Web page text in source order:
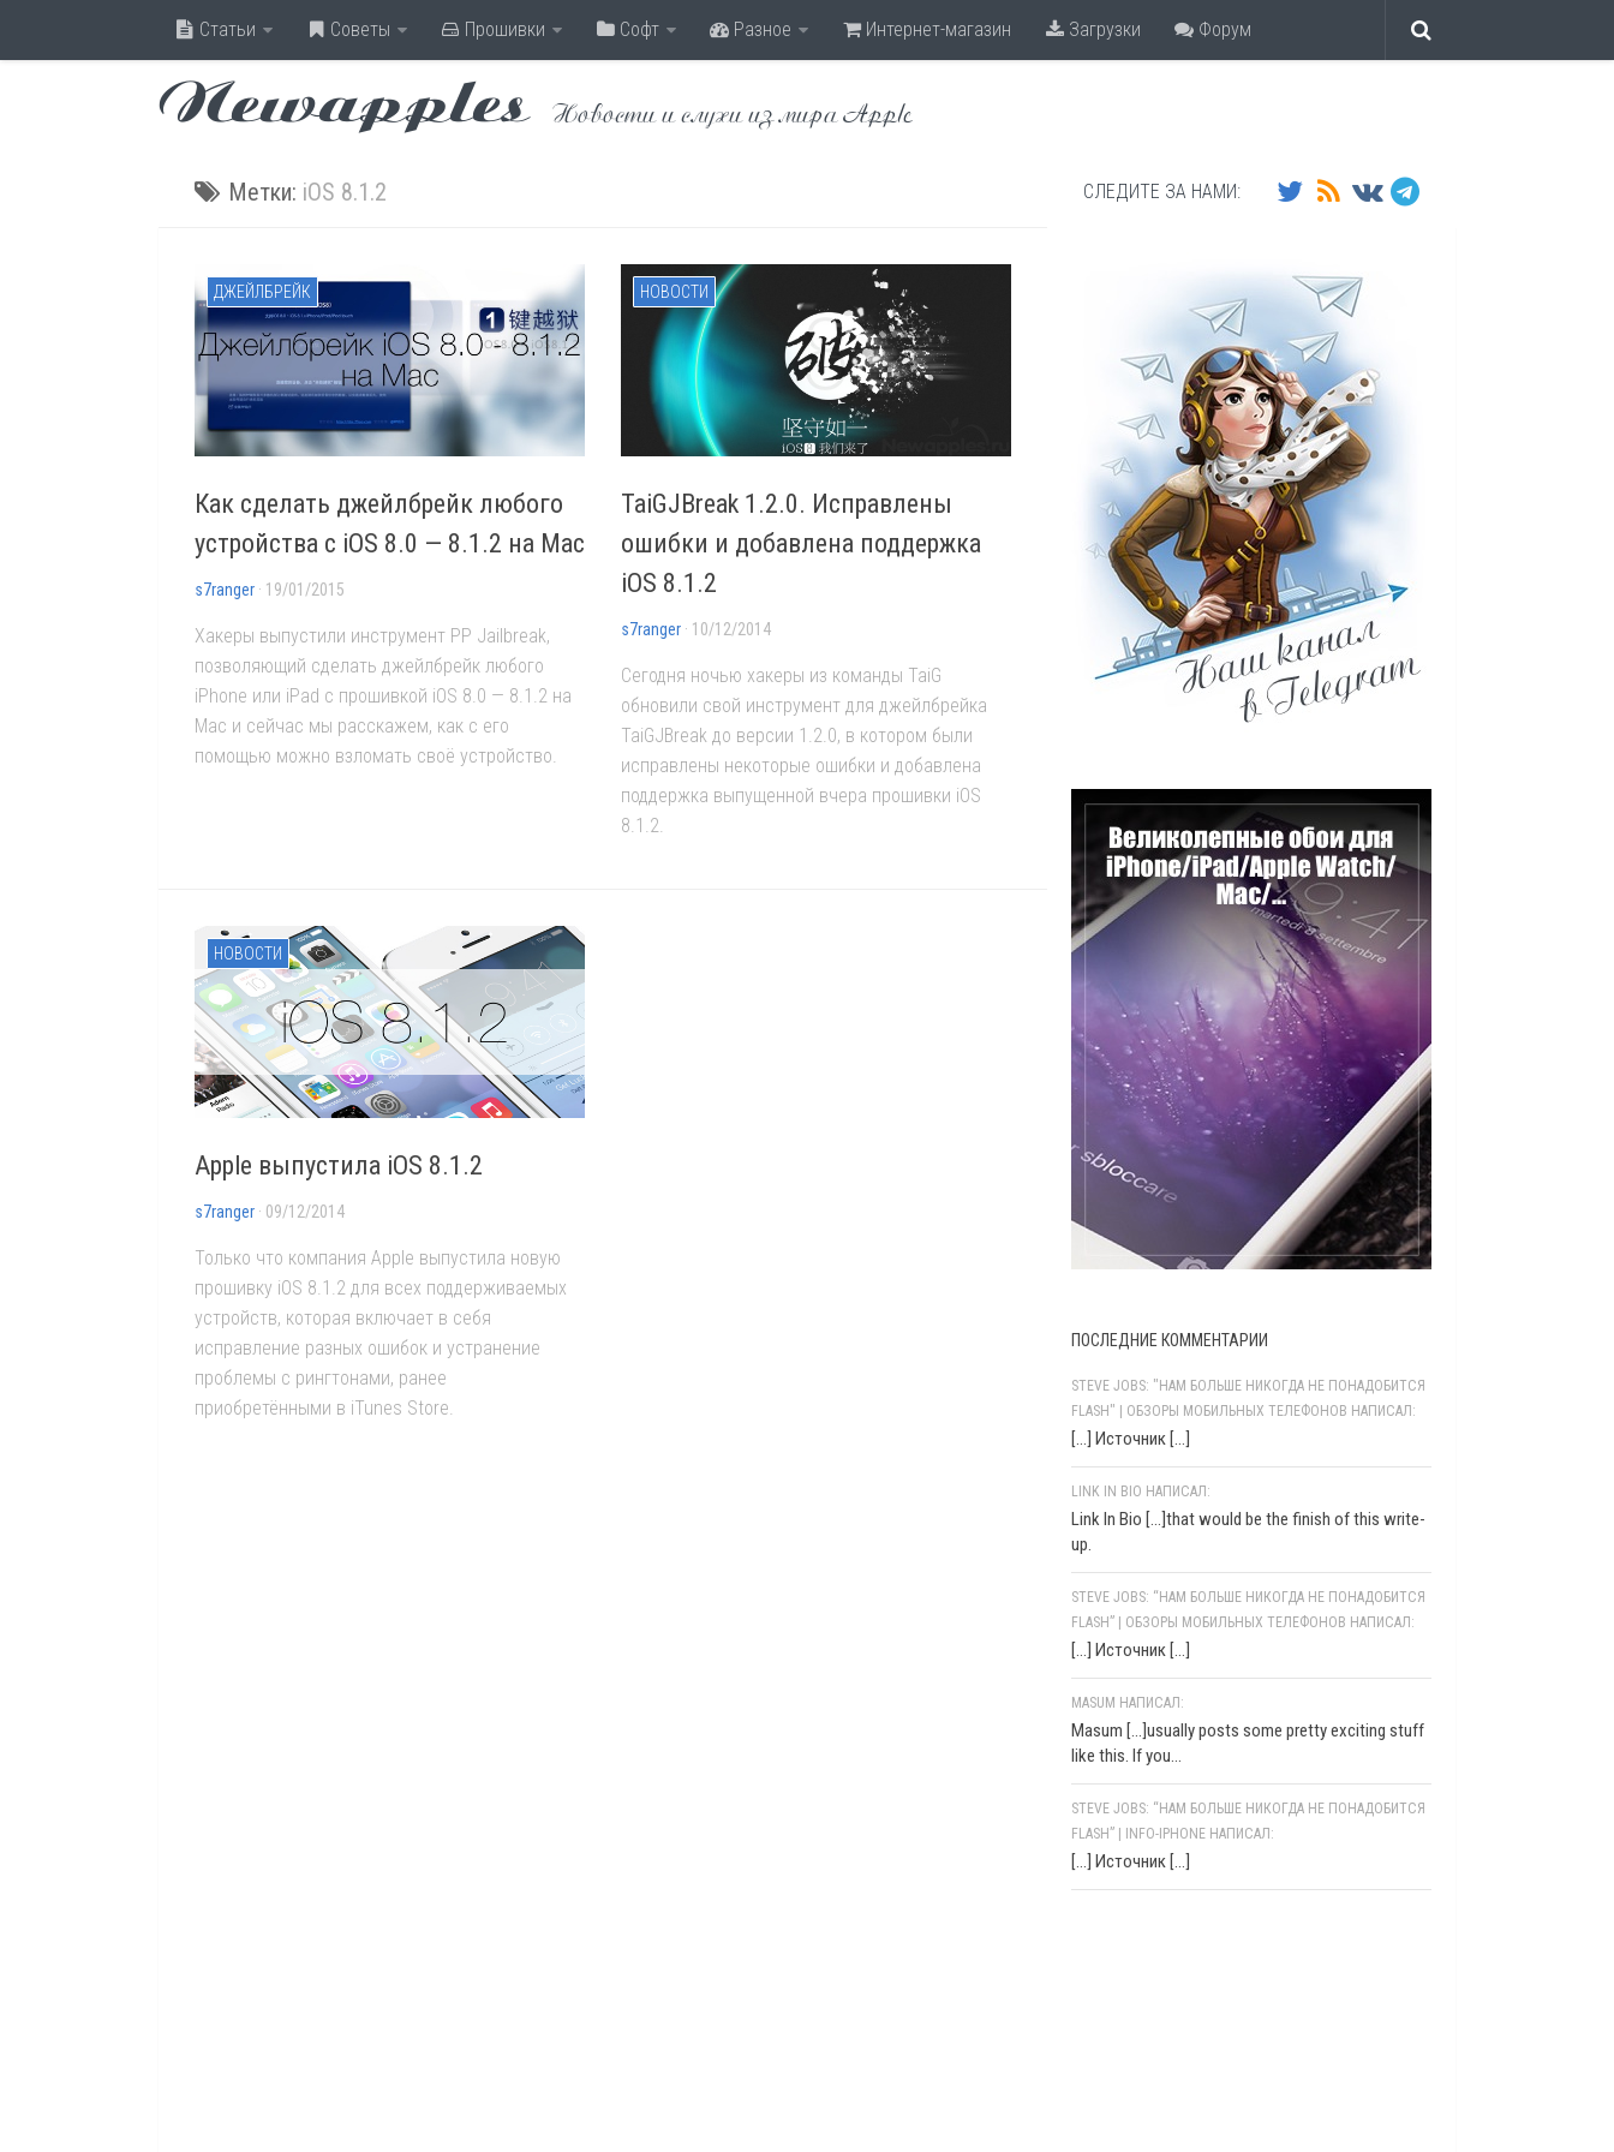
Статьи Советы Прошивки Софт Разное Интернет-магазин Загрузки Форум
Newapples Новости и слухи из мира Apple
Метки: iOS 8.1.2
ДЖЕЙЛБРЕЙК
Как сделать джейлбрейк любого
устройства с iOS 8.0 — 8.1.2 на Mac
s7ranger · 19/01/2015
Хакеры выпустили инструмент PP Jailbreak,
позволяющий сделать джейлбрейк любого
iPhone или iPad с прошивкой iOS 8.0 — 8.1.2 на
Mac и сейчас мы расскажем, как с его
помощью можно взломать своё устройство.
НОВОСТИ
TaiGJBreak 1.2.0. Исправлены
ошибки и добавлена поддержка
iOS 8.1.2
s7ranger · 10/12/2014
Сегодня ночью хакеры из команды TaiG
обновили свой инструмент для джейлбрейка
TaiGJBreak до версии 1.2.0, в котором были
исправлены некоторые ошибки и добавлена
поддержка выпущенной вчера прошивки iOS
8.1.2.
НОВОСТИ
Apple выпустила iOS 8.1.2
s7ranger · 09/12/2014
Только что компания Apple выпустила новую
прошивку iOS 8.1.2 для всех поддерживаемых
устройств, которая включает в себя
исправление разных ошибок и устранение
проблемы с рингтонами, ранее
приобретёнными в iTunes Store.
СЛЕДИТЕ ЗА НАМИ:
ПОСЛЕДНИЕ КОММЕНТАРИИ
STEVE JOBS: "НАМ БОЛЬШЕ НИКОГДА НЕ ПОНАДОБИТСЯ
FLASH" | ОБЗОРЫ МОБИЛЬНЫХ ТЕЛЕФОНОВ НАПИСАЛ:
[…] Источник […]
LINK IN BIO НАПИСАЛ:
Link In Bio [...]that would be the finish of this write-
up.
STEVE JOBS: “НАМ БОЛЬШЕ НИКОГДА НЕ ПОНАДОБИТСЯ
FLASH” | ОБЗОРЫ МОБИЛЬНЫХ ТЕЛЕФОНОВ НАПИСАЛ:
[…] Источник […]
MASUM НАПИСАЛ:
Masum [...]usually posts some pretty exciting stuff
like this. If you...
STEVE JOBS: “НАМ БОЛЬШЕ НИКОГДА НЕ ПОНАДОБИТСЯ
FLASH” | INFO-IPHONE НАПИСАЛ:
[…] Источник […]